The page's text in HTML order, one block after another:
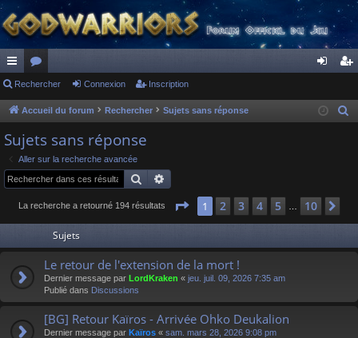
ac
co
ur
ci
s
or
u
s
ne cri
Rechercher Connexion Inscription
Accueil du forum Rechercher Sujets sans réponse
e
Sujets sans réponse
Aller sur la recherche avancée
Rechercher
La recherche a retourné 194 résultats Page 1sur 10
1 2 3 4 5 10
Sujets
Le retour de l'extension de la mort !
Dernier message par LordKraken « jeu. juil. 09, 2026 7:35 am
Publié dans Discussions
[BG] Retour Kaïros - Arrivée Ohko Deukalion
Dernier message par Kaïros « sam. mars 28, 2026 9:08 pm